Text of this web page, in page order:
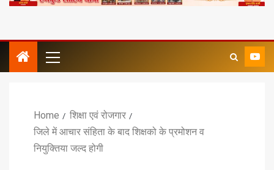
Home
शिक्षा एवं रोजगार
जिले में आचार संहिता के बाद शिक्षको के प्रमोशन व
नियुक्तिया जल्द होगी